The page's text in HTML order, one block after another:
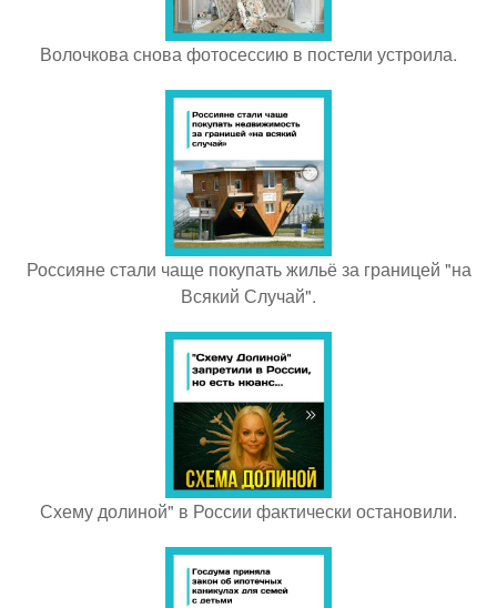
Волочкова снова фотосессию в постели устроила.
Россияне стали чаще покупать жильё за границей "на
Всякий Случай".
Схему долиной" в России фактически остановили.